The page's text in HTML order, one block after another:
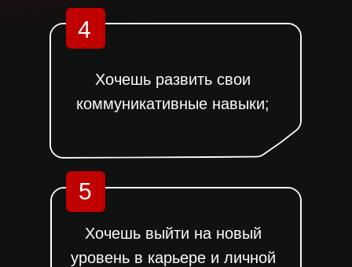
Хочешь развить свои
коммуникативные навыки;
Хочешь выйти на новый
уровень в карьере и личной
4
5